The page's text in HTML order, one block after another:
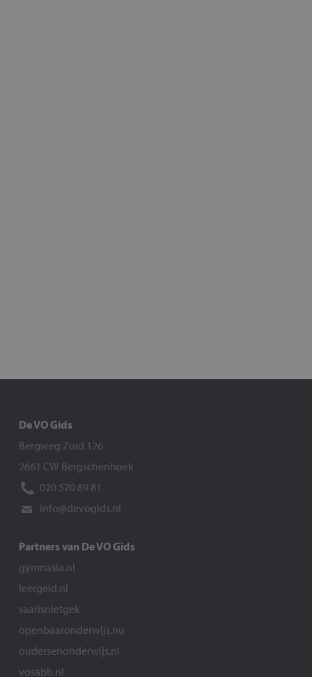
De VO Gids
Bergweg Zuid 126
2661 CW Bergschenhoek
020 570 89 81
info@devogids.nl
Partners van De VO Gids
gymnasia.nl
leergeld.nl
saarisnietgek
openbaaronderwijs.nu
oudersenonderwijs.nl
vosabb.nl